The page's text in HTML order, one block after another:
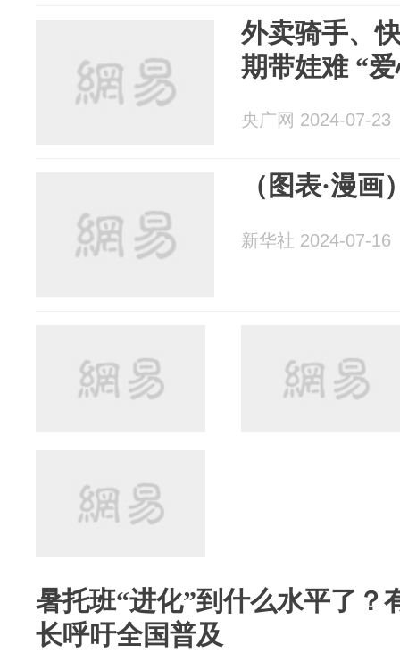
外卖骑手、
期带娃难 “
央广网 2024-07-23
（图表·漫
新华社 2024-07-16
暑托班“进化”到什么水平了？
长呼吁全国普及